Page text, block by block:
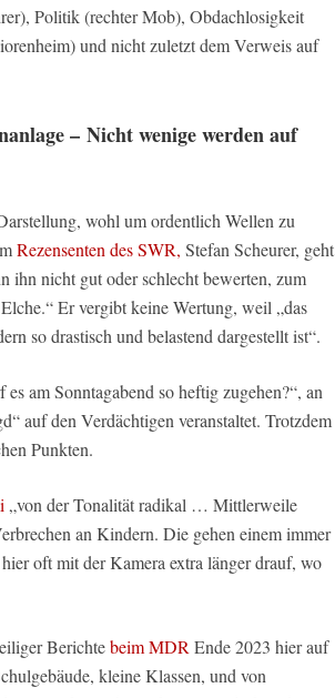
Politik (rechter Mob), Obdachlosigkeit
und nicht zuletzt dem Verweis auf
– Nicht wenige werden auf
wohl um ordentlich Wellen zu
Rezensenten des SWR, Stefan Scheurer, geht
ihn nicht gut oder schlecht bewerten, zum
Er vergibt keine Wertung, weil „das
so drastisch und belastend dargestellt ist“.
es am Sonntagabend so heftig zugehen?“, an
auf den Verdächtigen veranstaltet. Trotzdem
Punkten.
„von der Tonalität radikal … Mittlerweile
an Kindern. Die gehen einem immer
oft mit der Kamera extra länger drauf, wo
Berichtebeim MDR Ende 2023 hier auf
kleine Klassen, und von